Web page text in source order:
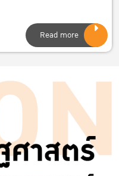
Read more